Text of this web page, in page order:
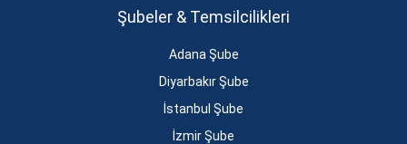
Şubeler & Temsilcilikleri
Adana Şube
Diyarbakır Şube
İstanbul Şube
İzmir Şube